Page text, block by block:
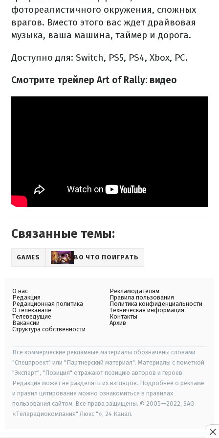
фотореалистичного окружения, сложных
врагов. Вместо этого вас ждет драйвовая
музыка, ваша машина, таймер и дорога.
Доступно для: Switch, PS5, PS4, Xbox, PC.
Смотрите трейлер Art of Rally: видео
Связанные темы:
GAMES ВО ЧТО ПОИГРАТЬ
О нас
Редакция
Редакционная политика
О телеканале
Телеведущие
Вакансии
Структура собственности
Рекламодателям
Правила пользования
Политика конфиденциальности
Техническая информация
Контакты
Архив
Все коммерческие рекламные материалы обозначены словами
"Спецпроект" или "Партнерский материал". Материалы с пометкой
"Эксперт", "Позиция" отражают позицию авторов и героев.
Редакция может не разделять их взглядов. Подробнее о рекламе
и правил цитирования можно ознакомиться в правилах
пользования сайтом. Все права защищены. © 2005—2022, ЗАО
«Телерадиокомпания" Люкс "», 24 Канал.